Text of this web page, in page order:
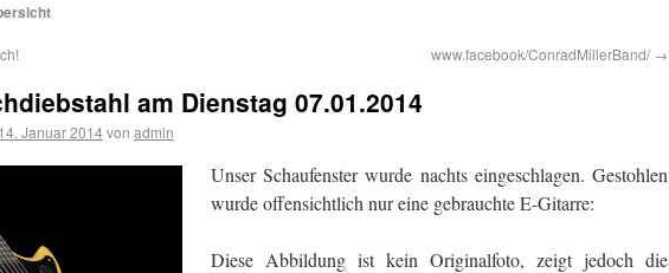
www.facebook/ConradMillerBand/→
am Dienstag 07.01.2014
14. Januar 2014von admin
Unser Schaufenster wurde nachts eingeschlagen. Gestohlen
wurde offensichtlich nur eine gebrauchte E-Gitarre:
Diese Abbildung ist kein Originalfoto, zeigt jedoch die